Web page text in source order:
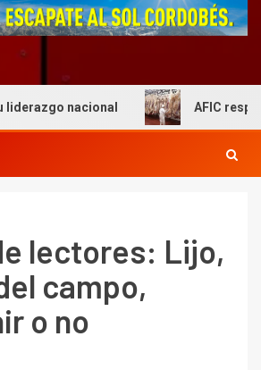
nacional AFIC respaldo al
lectores: Lijo,
campo,
o no